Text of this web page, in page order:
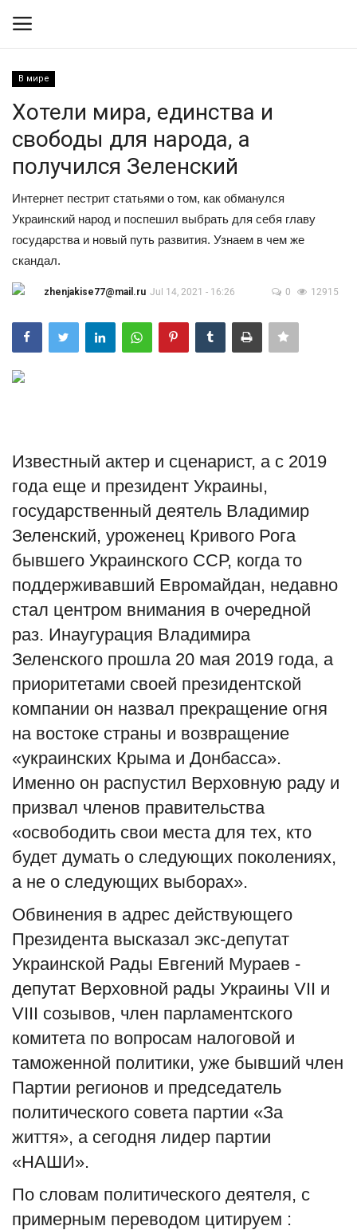
Контакты
Правила размещения
Политика
Экономика
Спорт
Туризм
Авто
Здоровье
Шоу-бизнес
В мире
Россия
Язык
English Русский
В мире
Хотели мира, единства и
свободы для народа, а
получился Зеленский
Интернет пестрит статьями о том, как обманулся
Украинский народ и поспешил выбрать для себя главу
государства и новый путь развития. Узнаем в чем же
скандал.
zhenjakise77@mail.ru Jul 14, 2021 - 16:26 0 12915
Известный актер и сценарист, а с 2019
года еще и президент Украины,
государственный деятель Владимир
Зеленский, уроженец Кривого Рога
бывшего Украинского ССР, когда то
поддерживавший Евромайдан, недавно
стал центром внимания в очередной
раз. Инаугурация Владимира
Зеленского прошла 20 мая 2019 года, а
приоритетами своей президентской
компании он назвал прекращение огня
на востоке страны и возвращение
«украинских Крыма и Донбасса».
Именно он распустил Верховную раду и
призвал членов правительства
«освободить свои места для тех, кто
будет думать о следующих поколениях,
а не о следующих выборах».
Обвинения в адрес действующего
Президента высказал экс-депутат
Украинской Рады Евгений Мураев -
депутат Верховной рады Украины VII и
VIII созывов, член парламентского
комитета по вопросам налоговой и
таможенной политики, уже бывший член
Партии регионов и председатель
политического совета партии «За
життя», а сегодня лидер партии
«НАШИ».
По словам политического деятеля, с
примерным переводом цитируем :